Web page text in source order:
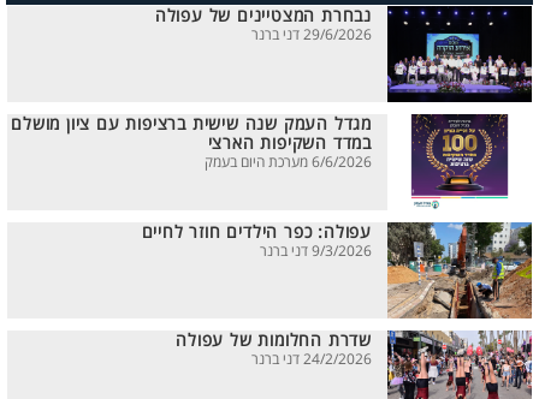
נבחרת המצטיינים של עפולה
29/6/2026 דני ברנר
מגדל העמק שנה שישית ברציפות עם ציון מושלם
במדד השקיפות הארצי
6/6/2026 מערכת היום בעמק
עפולה: כפר הילדים חוזר לחיים
9/3/2026 דני ברנר
שדרת החלומות של עפולה
24/2/2026 דני ברנר